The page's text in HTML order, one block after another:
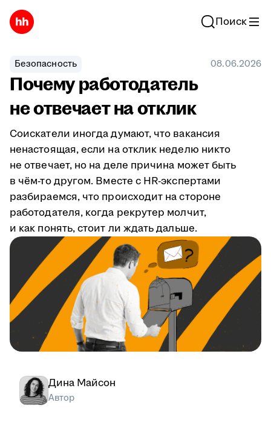
Поиск
Безопасность 08.06.2026
Почему работодатель
не отвечает на отклик
Соискатели иногда думают, что вакансия
ненастоящая, если на отклик неделю никто
не отвечает, но на деле причина может быть
в чём-то другом. Вместе с HR-экспертами
разбираемся, что происходит на стороне
работодателя, когда рекрутер молчит,
и как понять, стоит ли ждать дальше.
Дина Майсон
Автор